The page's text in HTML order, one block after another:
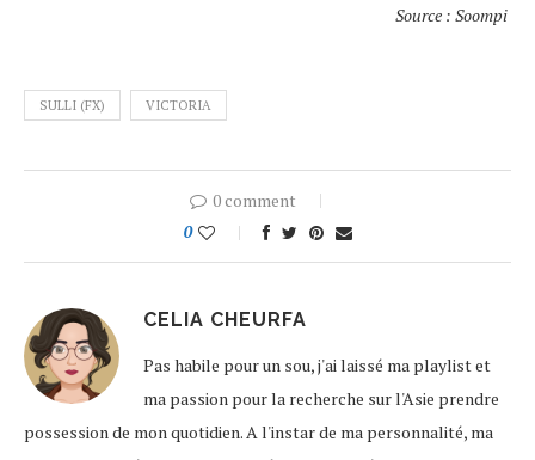
Source : Soompi
SULLI (FX) VICTORIA
0 comment
0
CELIA CHEURFA
Pas habile pour un sou, j'ai laissé ma playlist et
ma passion pour la recherche sur l'Asie prendre
possession de mon quotidien. A l'instar de ma personnalité, ma